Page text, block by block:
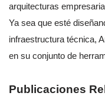
arquitecturas
Ya sea que esté
infraestructura técnica,
en su conjunto de
Publicaciones